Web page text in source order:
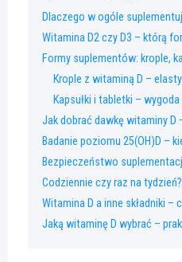
Dlaczego w ogóle
Witamina D2 czy D3 – którą
Formy suplementów: krople,
Krople z witaminą D –
Kapsułki i tabletki –
Jak dobrać dawkę witaminy D
Badanie poziomu 25(OH)D –
Bezpieczeństwo
Codziennie czy raz na
Witamina D a inne składniki –
Jaką witaminę D wybrać –